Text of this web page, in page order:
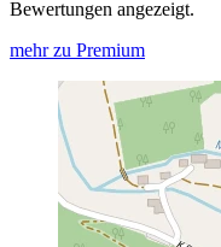
Bewertungen angezeigt.
mehr zu Premium